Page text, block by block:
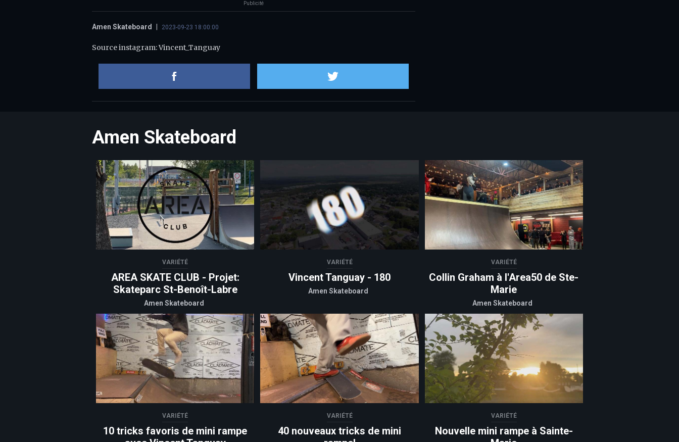
Publicité
Amen Skateboard 2023-09-23 18:00:00
Source instagram: Vincent_Tanguay
Amen Skateboard
VARIÉTÉ
AREA SKATE CLUB - Projet:
Skateparc St-Benoît-Labre
Amen Skateboard
VARIÉTÉ
Vincent Tanguay - 180
Amen Skateboard
VARIÉTÉ
Collin Graham à l'Area50 de Ste-
Marie
Amen Skateboard
VARIÉTÉ
10 tricks favoris de mini rampe
VARIÉTÉ
40 nouveaux tricks de mini
VARIÉTÉ
Nouvelle mini rampe à Sainte-